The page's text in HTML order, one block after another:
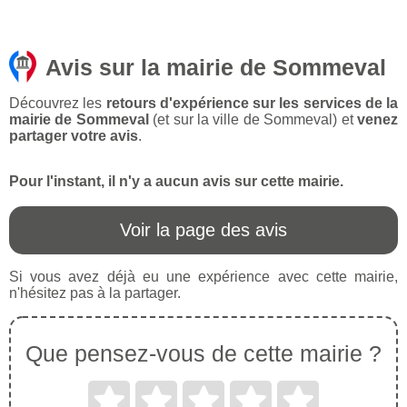
Avis sur la mairie de Sommeval
Découvrez les retours d'expérience sur les services de la
mairie de Sommeval (et sur la ville de Sommeval) etvenez
partager votre avis.
Pour l'instant, il n'y a aucun avis sur cette mairie.
Voir la page des avis
Si vous avez déjà eu une expérience avec cette mairie,
n'hésitez pas à la partager.
Que pensez-vous de cette mairie ?